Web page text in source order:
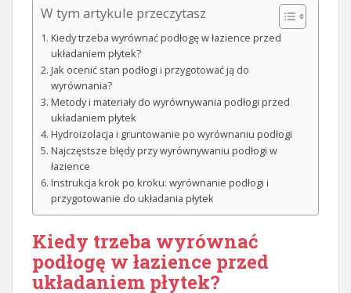
W tym artykule przeczytasz
Kiedy trzeba wyrównać podłogę w łazience przed
układaniem płytek?
Jak ocenić stan podłogi i przygotować ją do
wyrównania?
Metody i materiały do wyrównywania podłogi przed
układaniem płytek
Hydroizolacja i gruntowanie po wyrównaniu podłogi
Najczęstsze błędy przy wyrównywaniu podłogi w
łazience
Instrukcja krok po kroku: wyrównanie podłogi i
przygotowanie do układania płytek
Kiedy trzeba wyrównać
podłogę w łazience przed
układaniem płytek?